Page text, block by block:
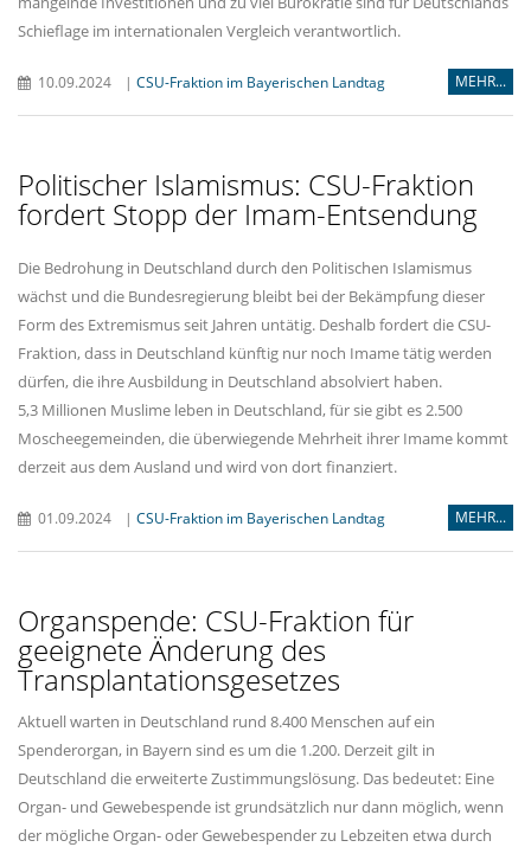
Schieflage im internationalen Vergleich verantwortlich.
10.09.2024 | CSU-Fraktion im Bayerischen Landtag MEHR...
Politischer Islamismus: CSU-Fraktion
fordert Stopp der Imam-Entsendung
Die Bedrohung in Deutschland durch den Politischen Islamismus
wächst und die Bundesregierung bleibt bei der Bekämpfung dieser
Form des Extremismus seit Jahren untätig. Deshalb fordert die CSU-
Fraktion, dass in Deutschland künftig nur noch Imame tätig werden
dürfen, die ihre Ausbildung in Deutschland absolviert haben.
5,3 Millionen Muslime leben in Deutschland, für sie gibt es 2.500
Moscheegemeinden, die überwiegende Mehrheit ihrer Imame kommt
derzeit aus dem Ausland und wird von dort finanziert.
01.09.2024 | CSU-Fraktion im Bayerischen Landtag MEHR...
Organspende: CSU-Fraktion für
geeignete Änderung des
Transplantationsgesetzes
Aktuell warten in Deutschland rund 8.400 Menschen auf ein
Spenderorgan, in Bayern sind es um die 1.200. Derzeit gilt in
Deutschland die erweiterte Zustimmungslösung. Das bedeutet: Eine
Organ- und Gewebespende ist grundsätzlich nur dann möglich, wenn
der mögliche Organ- oder Gewebespender zu Lebzeiten etwa durch